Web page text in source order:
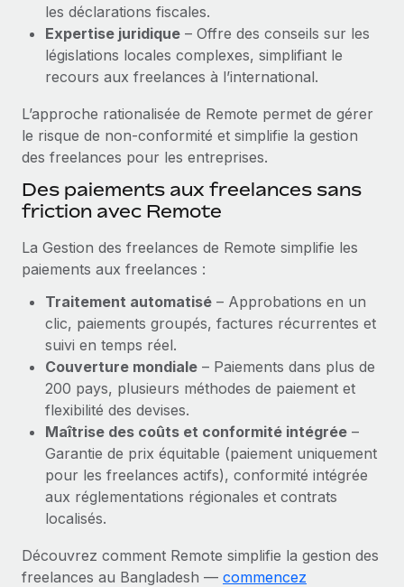
En savoir plus
Comment Phiture gère ses 55 employés
Phiture, un leader notable du conseil en matière de
croissance mobile internationale, encourage les...
En savoir plus
les déclarations fiscales.
Expertise juridique – Offre des conseils sur les
législations locales complexes, simplifiant le
recours aux freelances à l’international.
L’approche rationalisée de Remote permet de gérer
le risque de non‑conformité et simplifie la gestion
des freelances pour les entreprises.
Des paiements aux freelances sans
friction avec Remote
La Gestion des freelances de Remote simplifie les
paiements aux freelances :
Traitement automatisé – Approbations en un
clic, paiements groupés, factures récurrentes et
suivi en temps réel.
Couverture mondiale – Paiements dans plus de
200 pays, plusieurs méthodes de paiement et
flexibilité des devises.
Maîtrise des coûts et conformité intégrée –
Garantie de prix équitable (paiement uniquement
pour les freelances actifs), conformité intégrée
aux réglementations régionales et contrats
localisés.
Découvrez comment Remote simplifie la gestion des
freelances au Bangladesh — commencez